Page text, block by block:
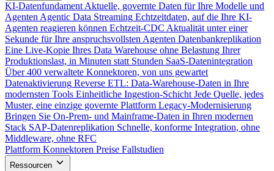
KI-Datenfundament Aktuelle, governte Daten für Ihre Modelle und
Agenten Agentic Data Streaming Echtzeitdaten, auf die Ihre KI-
Agenten reagieren können Echtzeit-CDC Aktualität unter einer
Sekunde für Ihre anspruchsvollsten Agenten Datenbankreplikation
Eine Live-Kopie Ihres Data Warehouse ohne Belastung Ihrer
Produktionslast, in Minuten statt Stunden SaaS-Datenintegration
Über 400 verwaltete Konnektoren, von uns gewartet
Datenaktivierung Reverse ETL: Data-Warehouse-Daten in Ihre
modernsten Tools Einheitliche Ingestion-Schicht Jede Quelle, jedes
Muster, eine einzige governte Plattform Legacy-Modernisierung
Bringen Sie On-Prem- und Mainframe-Daten in Ihren modernen
Stack SAP-Datenreplikation Schnelle, konforme Integration, ohne
Middleware, ohne RFC
Plattform Konnektoren Preise Fallstudien
Ressourcen